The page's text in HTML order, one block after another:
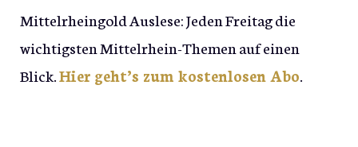
Mittelrheingold Auslese: Jeden Freitag die
wichtigsten Mittelrhein-Themen auf einen
Blick.Hier geht’s zum kostenlosen Abo.